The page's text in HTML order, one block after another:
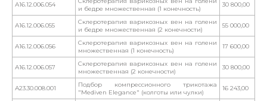
А16.12.006.054
и бедре множественная (1 конечность)
30 800,00
А16.12.006.055
Склеротерапия варикозных вен на голени
и бедре множественная (2 конечности)
55 000,00
А16.12.006.056
Склеротерапия варикозных вен на голени
множественная (1 конечность)
17 600,00
А16.12.006.057
Склеротерапия варикозных вен на голени
множественная (2 конечности)
30 800,00
А23.30.008.001
Подбор компрессионного трикотажа
"Mediven Elegance" (колготы или чулки)
16 243,00